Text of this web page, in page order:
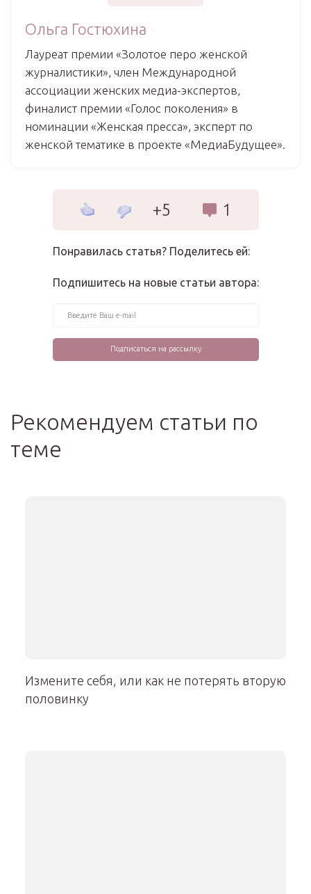
Ольга Гостюхина
Лауреат премии «Золотое перо женской
журналистики», член Международной
ассоциации женских медиа-экспертов,
финалист премии «Голос поколения» в
номинации «Женская пресса», эксперт по
женской тематике в проекте «МедиаБудущее».
+5 1
Понравилась статья? Поделитесь ей:
Подпишитесь на новые статьи автора:
Рекомендуем статьи по
теме
Измените себя, или как не потерять вторую
половинку